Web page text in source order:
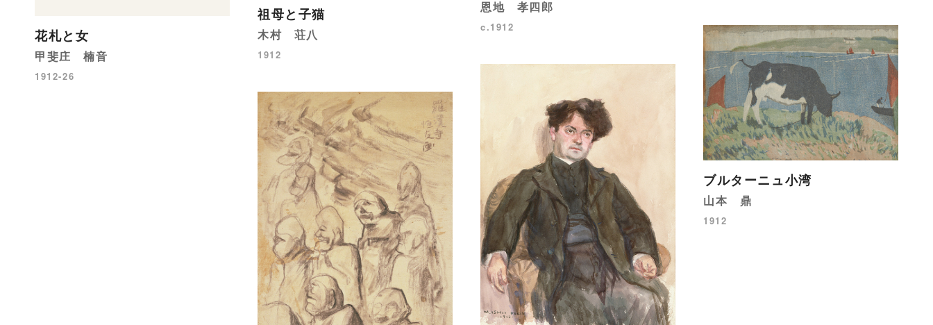
恩地 孝四郎
c.1912
祖母と子猫
木村 荘八
1912
花札と女
甲斐庄 楠音
1912-26
ブルターニュ小湾
山本 鼎
1912